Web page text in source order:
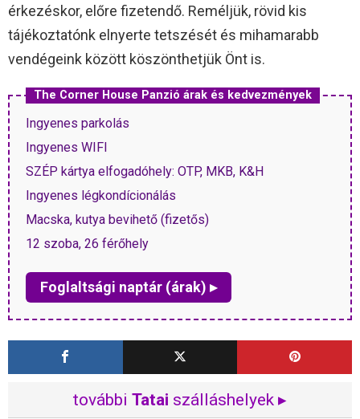
érkezéskor, előre fizetendő. Reméljük, rövid kis
tájékoztatónk elnyerte tetszését és mihamarabb
vendégeink között köszönthetjük Önt is.
The Corner House Panzió árak és kedvezmények
Ingyenes parkolás
Ingyenes WIFI
SZÉP kártya elfogadóhely: OTP, MKB, K&H
Ingyenes légkondícionálás
Macska, kutya bevihető (fizetős)
12 szoba, 26 férőhely
Foglaltsági naptár (árak) ▸
további Tatai szálláshelyek ▸